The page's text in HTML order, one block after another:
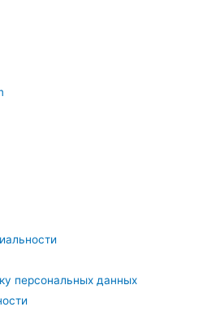
персональных данных